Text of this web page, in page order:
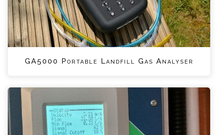
GA5000 Portable Landfill Gas Analyser